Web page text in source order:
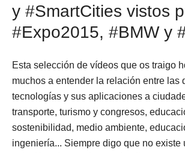
y #SmartCities vistos
#Expo2015, #BMW y
Esta selección de vídeos que os traigo
muchos a entender la relación entre las
tecnologías y sus aplicaciones a
transporte, turismo y congresos,
sostenibilidad, medio ambiente,
ingeniería... Siempre digo que no existe